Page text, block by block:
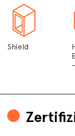
Shield